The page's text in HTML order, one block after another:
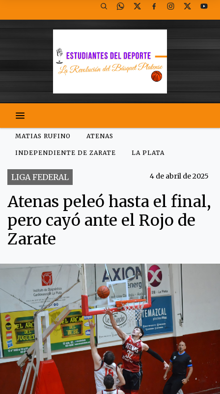
MATIAS RUFINO ATENAS
INDEPENDIENTE DE ZARATE LA PLATA
LIGA FEDERAL 4 de abril de 2025
Atenas peleó hasta el final,
pero cayó ante el Rojo de
Zarate